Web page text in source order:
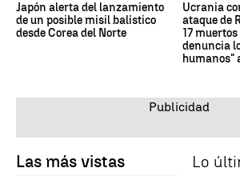
Japón alerta del lanzamiento
de un posible misil balístico
desde Corea del Norte
Ucrania
ataque de
17
denuncia
humanos"
Las más vistas Lo